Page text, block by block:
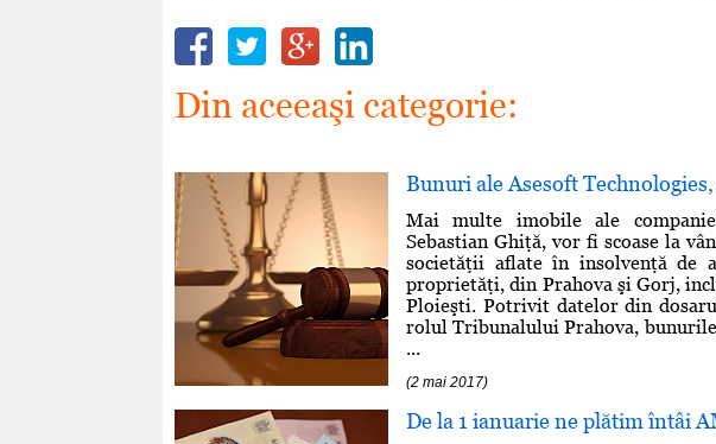
Din aceeaşi categorie:
Bunuri ale Asesoft Technologies,
Mai multe imobile ale
Sebastian Ghiţă, vor fi scoase la
societăţii aflate în insolvenţă de
proprietăţi, din Prahova şi Gorj,
Ploieşti. Potrivit datelor din
rolul Tribunalului Prahova,
...
(2 mai 2017)
De la 1 ianuarie ne plătim întâi